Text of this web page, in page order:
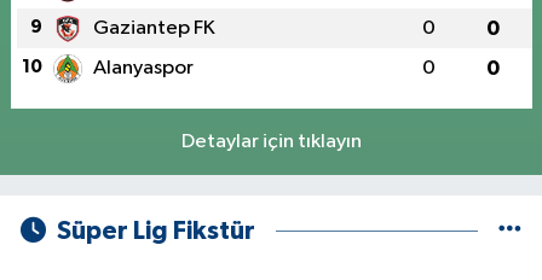
9 Gaziantep FK 0 0
10 Alanyaspor 0 0
Detaylar için tıklayın
Süper Lig Fikstür